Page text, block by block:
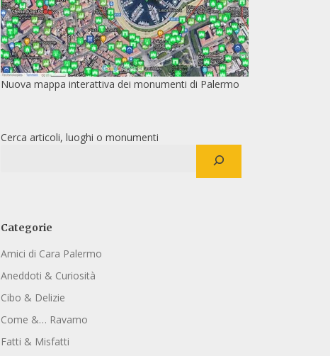
Nuova mappa interattiva dei monumenti di Palermo
Cerca articoli, luoghi o monumenti
Categorie
Amici di Cara Palermo
Aneddoti & Curiosità
Cibo & Delizie
Come &… Ravamo
Fatti & Misfatti